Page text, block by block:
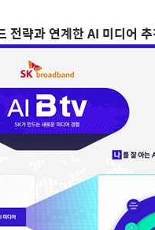
전략과 연계한AI 미디어